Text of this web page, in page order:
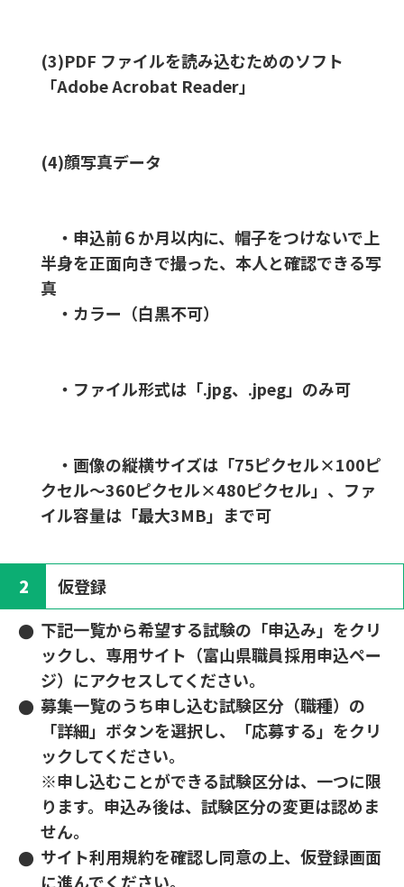
(3)PDF ファイルを読み込むためのソフト
「Adobe Acrobat Reader」
(4)顔写真データ
・申込前６か月以内に、帽子をつけないで上
半身を正面向きで撮った、本人と確認できる写
真
・カラー（白黒不可）
・ファイル形式は「.jpg、.jpeg」のみ可
・画像の縦横サイズは「75ピクセル×100ピ
クセル～360ピクセル×480ピクセル」、ファ
イル容量は「最大3MB」まで可
2
仮登録
下記一覧から希望する試験の「申込み」をクリ
ックし、専用サイト（富山県職員採用申込ペー
ジ）にアクセスしてください。
募集一覧のうち申し込む試験区分（職種）の
「詳細」ボタンを選択し、「応募する」をクリ
ックしてください。
※申し込むことができる試験区分は、一つに限
ります。申込み後は、試験区分の変更は認めま
せん。
サイト利用規約を確認し同意の上、仮登録画面
に進んでください。